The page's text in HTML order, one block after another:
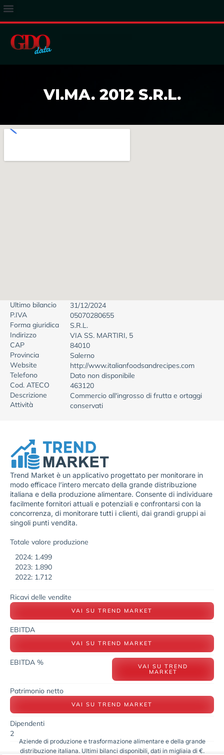
VI.MA. 2012 S.R.L.
Ultimo bilancio
31/12/2024
P.IVA
05070280655
Forma giuridica
S.R.L.
Indirizzo
VIA SS. MARTIRI, 5
CAP
84010
Provincia
Salerno
Website
http://www.italianfoodsandrecipes.com
Telefono
Dato non disponibile
Cod. ATECO
463120
Descrizione
Attività
Commercio all'ingrosso di frutta e ortaggi
conservati
Trend Market è un applicativo progettato per monitorare in
modo efficace l’intero mercato della grande distribuzione
italiana e della produzione alimentare. Consente di individuare
facilmente fornitori attuali e potenziali e confrontarsi con la
concorrenza, di monitorare tutti i clienti, dai grandi gruppi ai
singoli punti vendita.
Totale valore produzione
2024: 1.499
2023: 1.890
2022: 1.712
Ricavi delle vendite
VAI SU TREND MARKET
EBITDA
VAI SU TREND MARKET
EBITDA % VAI SU TREND
MARKET
Patrimonio netto
VAI SU TREND MARKET
Dipendenti
2
Aziende di produzione e trasformazione alimentare e della grande
distribuzione italiana. Ultimi bilanci disponibili, dati in migliaia di €.